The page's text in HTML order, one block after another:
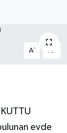
A- A
evde